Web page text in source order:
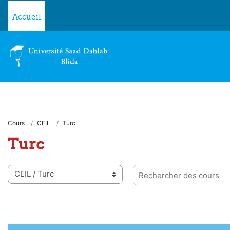
Accueil
Cours CEIL Turc
Turc
de cours
Rechercher des cours